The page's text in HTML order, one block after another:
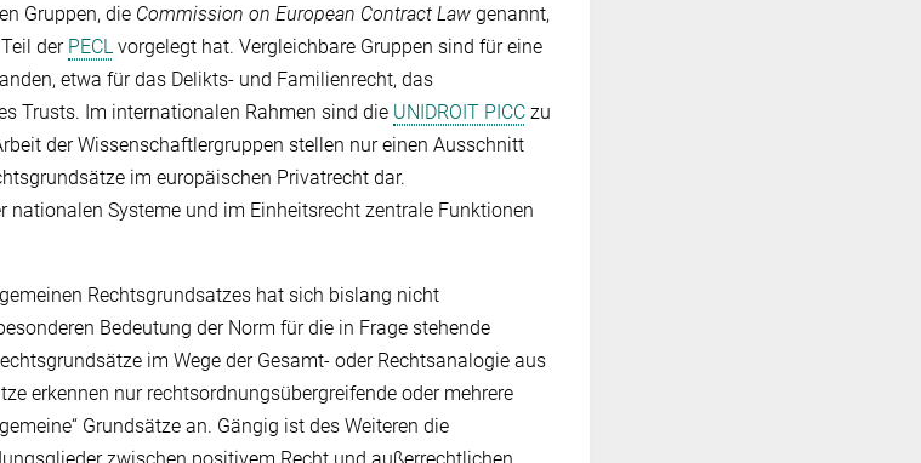
Gruppen, die Commission on European Contract Law genannt,
der PECL vorgelegt hat. Vergleichbare Gruppen sind für eine
etwa für das Delikts- und Familienrecht, das
Trusts. Im internationalen Rahmen sind die UNIDROIT PICC zu
der Wissenschaftlergruppen stellen nur einen Ausschnitt
im europäischen Privatrecht dar.
nationalen Systeme und im Einheitsrecht zentrale Funktionen
Rechtsgrundsatzes hat sich bislang nicht
Bedeutung der Norm für die in Frage stehende
im Wege der Gesamt- oder Rechtsanalogie aus
erkennen nur rechtsordnungsübergreifende oder mehrere
Grundsätze an. Gängig ist des Weiteren die
zwischen positivem Recht und außerrechtlichen